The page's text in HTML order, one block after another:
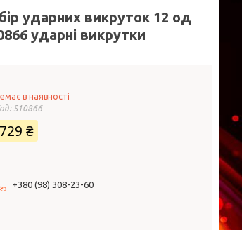
ударних викруток 12 од
ударні викрутки
в наявності
S10866
729 ₴
+380 (98) 308-23-60